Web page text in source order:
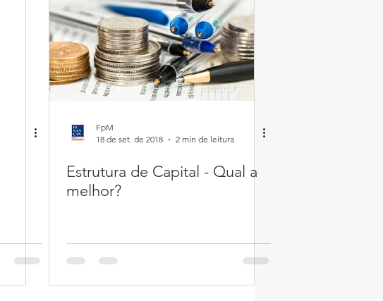
FpM
18 de set. de 2018
2 min de leitura
Estrutura de Capital - Qual a
melhor?